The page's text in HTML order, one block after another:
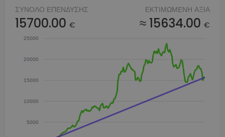
ΣΎΝΟΛΟ ΕΠΈΝΔΥΣΗΣ
15700.00 €
ΕΚΤΙΜΏΜΕΝΗ ΑΞΊΑ
≈ 15634.00 €
25000
20000
15000
10000
5000